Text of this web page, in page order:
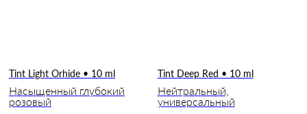
Tint Light Orhide • 10 ml
Насыщенный глубокий
розовый
Tint Deep Red • 10 ml
Нейтральный,
универсальный